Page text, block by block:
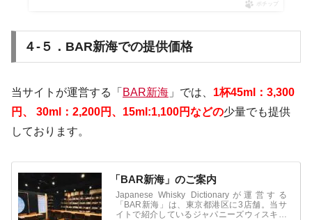
ポチップ
４-５．BAR新海での提供価格
当サイトが運営する「 BAR新海 」では、 1杯45ml：3,300
円、
30ml：2,200円、15ml:1,100円などの少量でも提供
しております。
「BAR新海」のご案内
Japanese Whisky Dictionaryが運営する
「BAR新海」は、東京都港区に3店舗。当サ
イトで紹介しているジャパニーズウィスキー